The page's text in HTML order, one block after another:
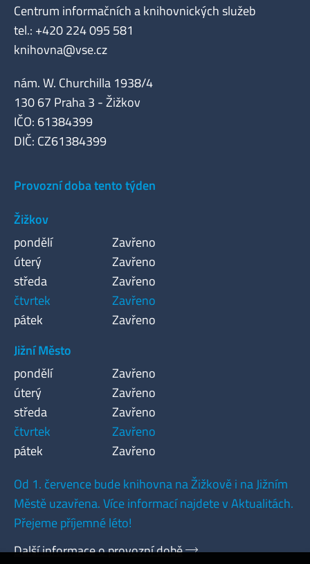
Centrum informačních a knihovnických služeb
tel.: +420 224 095 581
knihovna@vse.cz
nám. W. Churchilla 1938/4
130 67 Praha 3 - Žižkov
IČO: 61384399
DIČ: CZ61384399
Provozní doba tento týden
Žižkov
pondělí
Zavřeno
úterý
Zavřeno
středa
Zavřeno
čtvrtek
Zavřeno
pátek
Zavřeno
Jižní Město
pondělí
Zavřeno
úterý
Zavřeno
středa
Zavřeno
čtvrtek
Zavřeno
pátek
Zavřeno
Od 1. července bude knihovna na Žižkově i na Jižním
Městě uzavřena. Více informací najdete v Aktualitách.
Přejeme příjemné léto!
Další informace o provozní době